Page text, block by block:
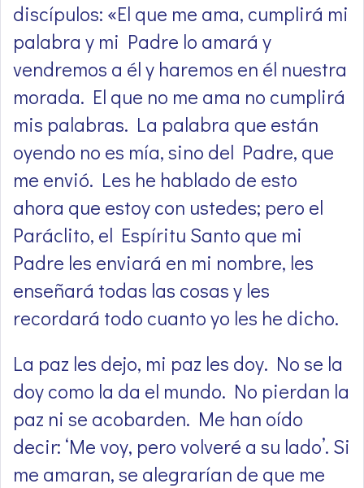
discípulos: «El que me ama, cumplirá mi
palabra y mi Padre lo amará y
vendremos a él y haremos en él nuestra
morada. El que no me ama no cumplirá
mis palabras. La palabra que están
oyendo no es mía, sino del Padre, que
me envió. Les he hablado de esto
ahora que estoy con ustedes; pero el
Paráclito, el Espíritu Santo que mi
Padre les enviará en mi nombre, les
enseñará todas las cosas y les
recordará todo cuanto yo les he dicho.
La paz les dejo, mi paz les doy. No se la
doy como la da el mundo. No pierdan la
paz ni se acobarden. Me han oído
decir: ‘Me voy, pero volveré a su lado’. Si
me amaran, se alegrarían de que me